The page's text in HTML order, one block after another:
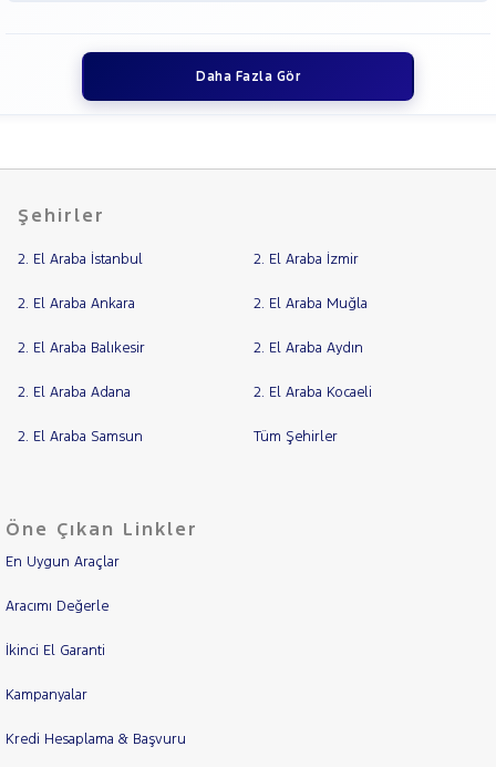
Daha Fazla Gör
Şehirler
2. El Araba İstanbul 2. El Araba İzmir
2. El Araba Ankara 2. El Araba Muğla
2. El Araba Balıkesir 2. El Araba Aydın
2. El Araba Adana 2. El Araba Kocaeli
2. El Araba Samsun Tüm Şehirler
Öne Çıkan Linkler
En Uygun Araçlar
Aracımı Değerle
İkinci El Garanti
Kampanyalar
Kredi Hesaplama & Başvuru